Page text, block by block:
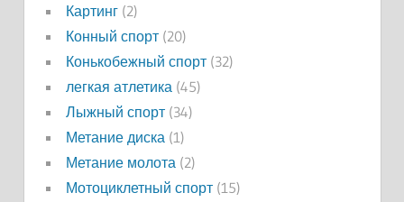
Картинг(2)
Конный спорт(20)
Конькобежный спорт(32)
легкая атлетика (45)
Лыжный спорт(34)
Метание диска (1)
Метание молота (2)
Мотоциклетный спорт(15)